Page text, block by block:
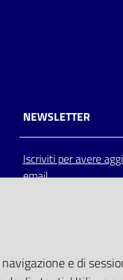
NEWSLETTER
Iscriviti per avere
email
e di